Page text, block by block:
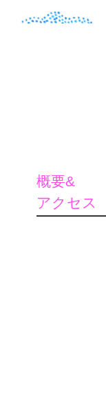
TO
CONTENT
概要&
アクセス